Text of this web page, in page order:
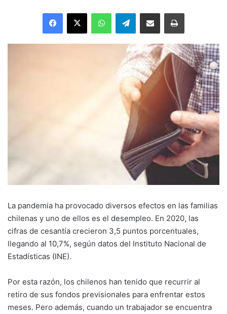
Facebook
X WhatsAppTelegramEnviar vía email Imprimir
La pandemia ha provocado diversos efectos en las familias
chilenas y uno de ellos es el desempleo. En 2020, las
cifras de cesantía crecieron 3,5 puntos porcentuales,
llegando al 10,7%, según datos del Instituto Nacional de
Estadísticas (INE).
Por esta razón, los chilenos han tenido que recurrir al
retiro de sus fondos previsionales para enfrentar estos
meses. Pero además, cuando un trabajador se encuentra